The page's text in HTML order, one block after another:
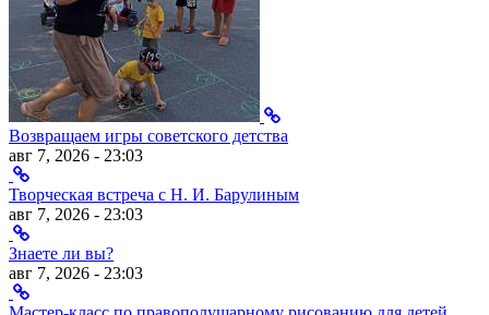
Возвращаем игры советского детства
авг 7, 2026 - 23:03
Творческая встреча с Н. И. Барулиным
авг 7, 2026 - 23:03
Знаете ли вы?
авг 7, 2026 - 23:03